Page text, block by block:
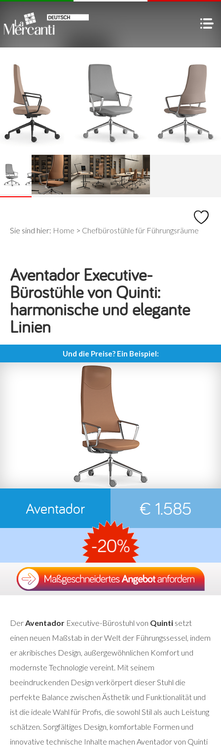
Sie sind hier: Home > Chefbürostühle für Führungsräume
Aventador Executive-
Bürostühle von Quinti:
harmonische und elegante
Linien
Und die Preise? Ein Beispiel:
Aventador € 1.585
Der Aventador Executive-Bürostuhl von Quinti setzt
einen neuen Maßstab in der Welt der Führungssessel, indem
er akribisches Design, außergewöhnlichen Komfort und
modernste Technologie vereint. Mit seinem
beeindruckenden Design verkörpert dieser Stuhl die
perfekte Balance zwischen Ästhetik und Funktionalität und
ist die ideale Wahl für Profis, die sowohl Stil als auch Leistung
schätzen. Sorgfältiges Design, komfortable Formen und
innovative technische Inhalte machen Aventador von Quinti